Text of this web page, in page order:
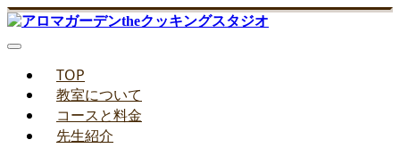
TOP
教室について
コースと料金
先生紹介